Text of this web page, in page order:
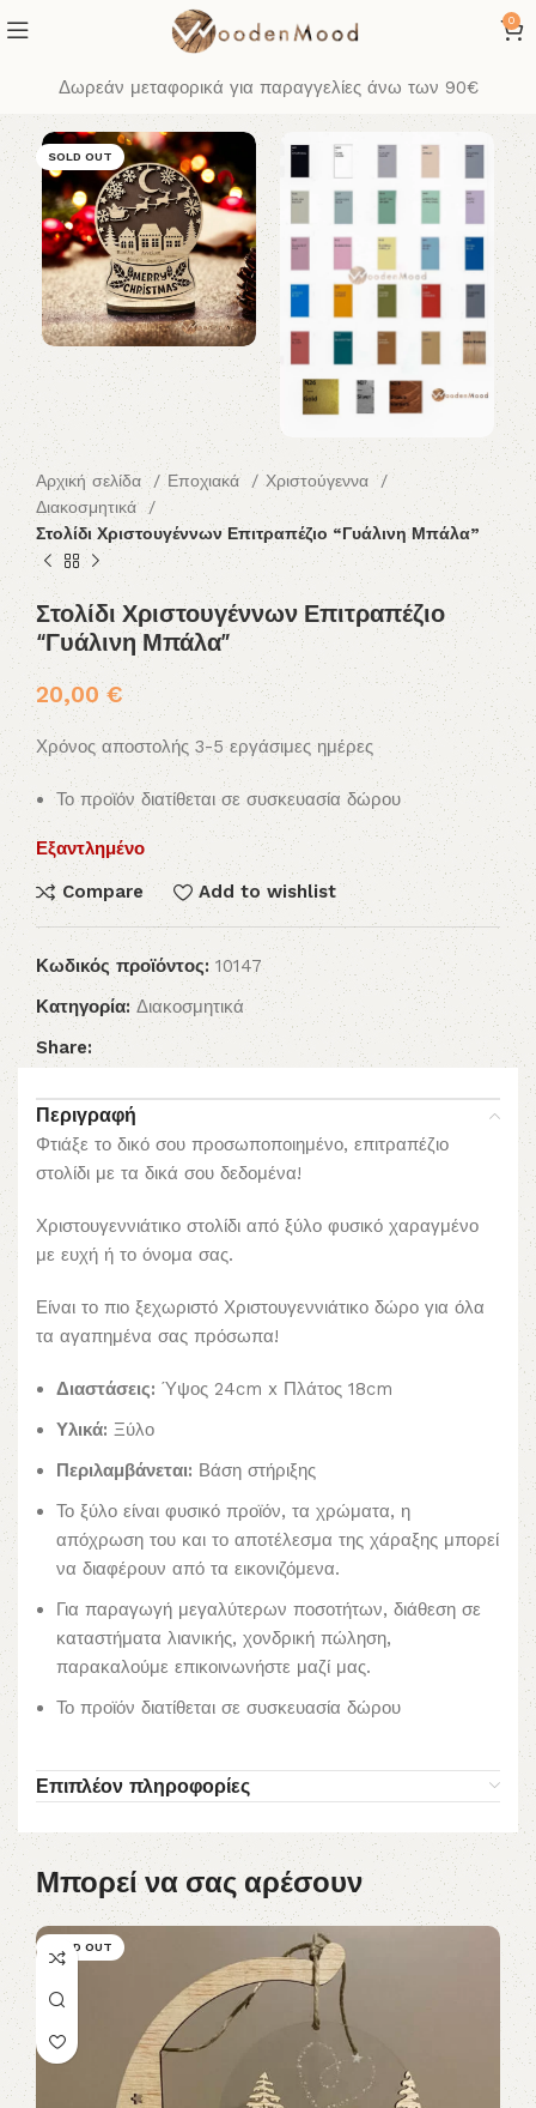
0
Δωρεάν μεταφορικά για παραγγελίες άνω των 90€
SOLD OUT
Αρχική σελίδα Εποχιακά
Χριστούγεννα
Διακοσμητικά
Στολίδι Χριστουγέννων Επιτραπέζιο “Γυάλινη Μπάλα”
Στολίδι Χριστουγέννων Επιτραπέζιο
“Γυάλινη Μπάλα”
20,00€
Χρόνος αποστολής 3-5 εργάσιμες ημέρες
Το προϊόν διατίθεται σε συσκευασία δώρου
Εξαντλημένο
Compare Add to wishlist
Κωδικός προϊόντος: 10147
Κατηγορία: Διακοσμητικά
Share:
Περιγραφή
Φτιάξε το δικό σου προσωποποιημένο, επιτραπέζιο
στολίδι με τα δικά σου δεδομένα!
Χριστουγεννιάτικο στολίδι από ξύλο φυσικό χαραγμένο
με ευχή ή το όνομα σας.
Είναι το πιο ξεχωριστό Χριστουγεννιάτικο δώρο για όλα
τα αγαπημένα σας πρόσωπα!
Διαστάσεις: Ύψος 24cm x Πλάτος 18cm
Υλικά: Ξύλο
Περιλαμβάνεται: Βάση στήριξης
Το ξύλο είναι φυσικό προϊόν, τα χρώματα, η
απόχρωση του και το αποτέλεσμα της χάραξης μπορεί
να διαφέρουν από τα εικονιζόμενα.
Για παραγωγή μεγαλύτερων ποσοτήτων, διάθεση σε
καταστήματα λιανικής, χονδρική πώληση,
παρακαλούμε επικοινωνήστε μαζί μας.
Το προϊόν διατίθεται σε συσκευασία δώρου
Επιπλέον πληροφορίες
Μπορεί να σας αρέσουν
SOLD OUT